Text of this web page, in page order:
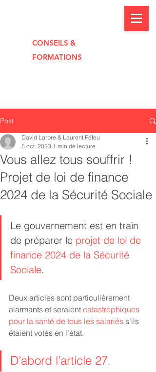
CONSEILS &
FORMATIONS
Post
Vous allez tous souffrir !
Projet de loi de finance
2024 de la Sécurité Sociale
David Larbre & Laurent Féfeu
5 oct. 2023 1 min de lecture
Le gouvernement est en train
de préparer le projet de loi de
finance 2024 de la Sécurité
Sociale.
Deux articles sont particulièrement
alarmants et seraient catastrophiques
pour la santé de tous les salariés s’ils
étaient votés en l’état.
D’abord l’article 27.